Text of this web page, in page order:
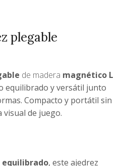
plegable
de madera magnético L
equilibrado y versátil junto
Compacto y portátil sin
visual de juego.
, este ajedrez